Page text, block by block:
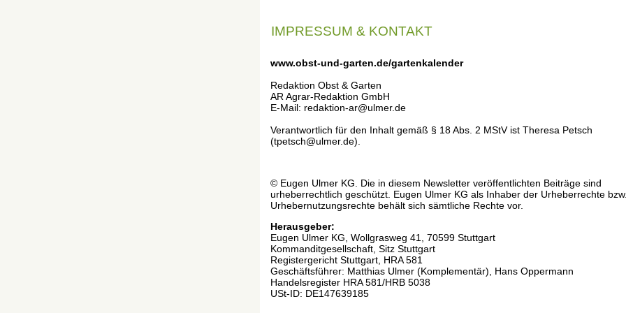
IMPRESSUM & KONTAKT
www.obst-und-garten.de/gartenkalender
Redaktion Obst & Garten
AR Agrar-Redaktion GmbH
E-Mail: redaktion-ar@ulmer.de
Verantwortlich für den Inhalt gemäß § 18 Abs. 2 MStV ist Theresa Petsch
(tpetsch@ulmer.de).
© Eugen Ulmer KG. Die in diesem Newsletter veröffentlichten Beiträge sind
urheberrechtlich geschützt. Eugen Ulmer KG als Inhaber der Urheberrechte
Urhebernutzungsrechte behält sich sämtliche Rechte vor.
Herausgeber:
Eugen Ulmer KG, Wollgrasweg 41, 70599 Stuttgart
Kommanditgesellschaft, Sitz Stuttgart
Registergericht Stuttgart, HRA 581
Geschäftsführer: Matthias Ulmer (Komplementär), Hans Oppermann
Handelsregister HRA 581/HRB 5038
USt-ID: DE147639185